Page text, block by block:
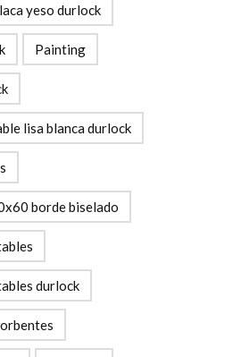
yeso durlock
Painting
lisa blanca durlock
borde biselado
durlock